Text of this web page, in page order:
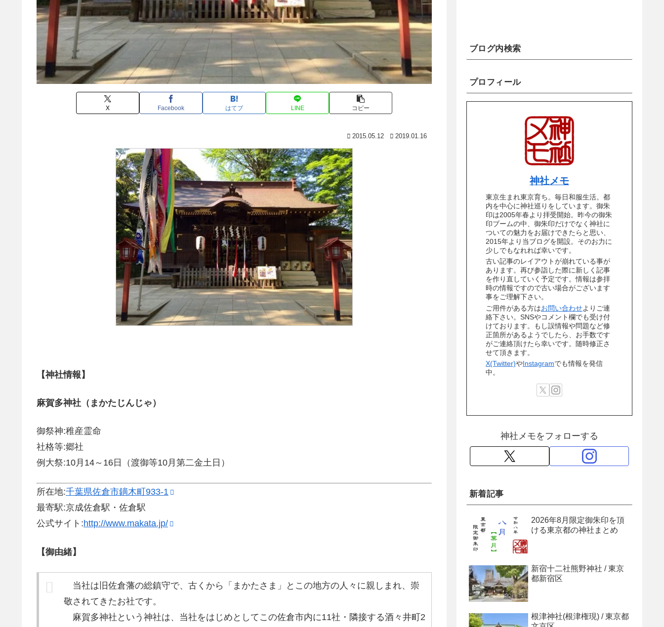
X Facebook はてブ LINE コピー
2015.05.12 2019.01.16
【神社情報】
麻賀多神社（まかたじんじゃ）
御祭神:稚産霊命
社格等:郷社
例大祭:10月14～16日（渡御等10月第二金土日）
所在地:千葉県佐倉市鏑木町933-1
最寄駅:京成佐倉駅・佐倉駅
公式サイト:http://www.makata.jp/
【御由緒】
当社は旧佐倉藩の総鎮守で、古くから「まかたさま」とこの地方の人々に親しまれ、崇
敬されてきたお社です。
麻賀多神社という神社は、当社をはじめとしてこの佐倉市内に11社・隣接する酒々井町2
ブログ内検索
プロフィール
神社メモ
東京生まれ東京育ち。毎日和服生活。都
内を中心に神社巡りをしています。御朱
印は2005年春より拝受開始。昨今の御朱
印ブームの中、御朱印だけでなく神社に
ついての魅力をお届けできたらと思い、
2015年より当ブログを開設。そのお力に
少しでもなれれば幸いです。
古い記事のレイアウトが崩れている事が
あります。再び参詣した際に新しく記事
を作り直していく予定です。情報は参拝
時の情報ですので古い場合がございます
事をご理解下さい。
ご用件がある方はお問い合わせよりご連
絡下さい。SNSやコメント欄でも受け付
けております。もし誤情報や問題など修
正箇所があるようでしたら、お手数です
がご連絡頂けたら幸いです。随時修正さ
せて頂きます。
X(Twitter)やInstagramでも情報を発信
中。
神社メモをフォローする
新着記事
2026年8月限定御朱印を頂
ける東京都の神社まとめ
新宿十二社熊野神社 / 東京
都新宿区
根津神社(根津権現) / 東京都